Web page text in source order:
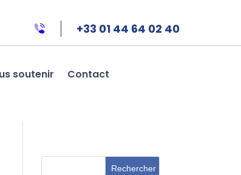
+33 01 44 64 02 40
soutenir Contact